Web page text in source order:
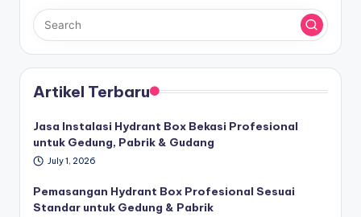
Artikel Terbaru
Jasa Instalasi Hydrant Box Bekasi Profesional
untuk Gedung, Pabrik & Gudang
July 1, 2026
Pemasangan Hydrant Box Profesional Sesuai
Standar untuk Gedung & Pabrik